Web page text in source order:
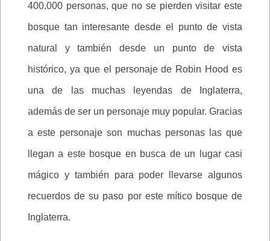
400.000 personas, que no se pierden visitar este
bosque tan interesante desde el punto de vista
natural y también desde un punto de vista
histórico, ya que el personaje de Robin Hood es
una de las muchas leyendas de Inglaterra,
además de ser un personaje muy popular. Gracias
a este personaje son muchas personas las que
llegan a este bosque en busca de un lugar casi
mágico y también para poder llevarse algunos
recuerdos de su paso por este mítico bosque de
Inglaterra.